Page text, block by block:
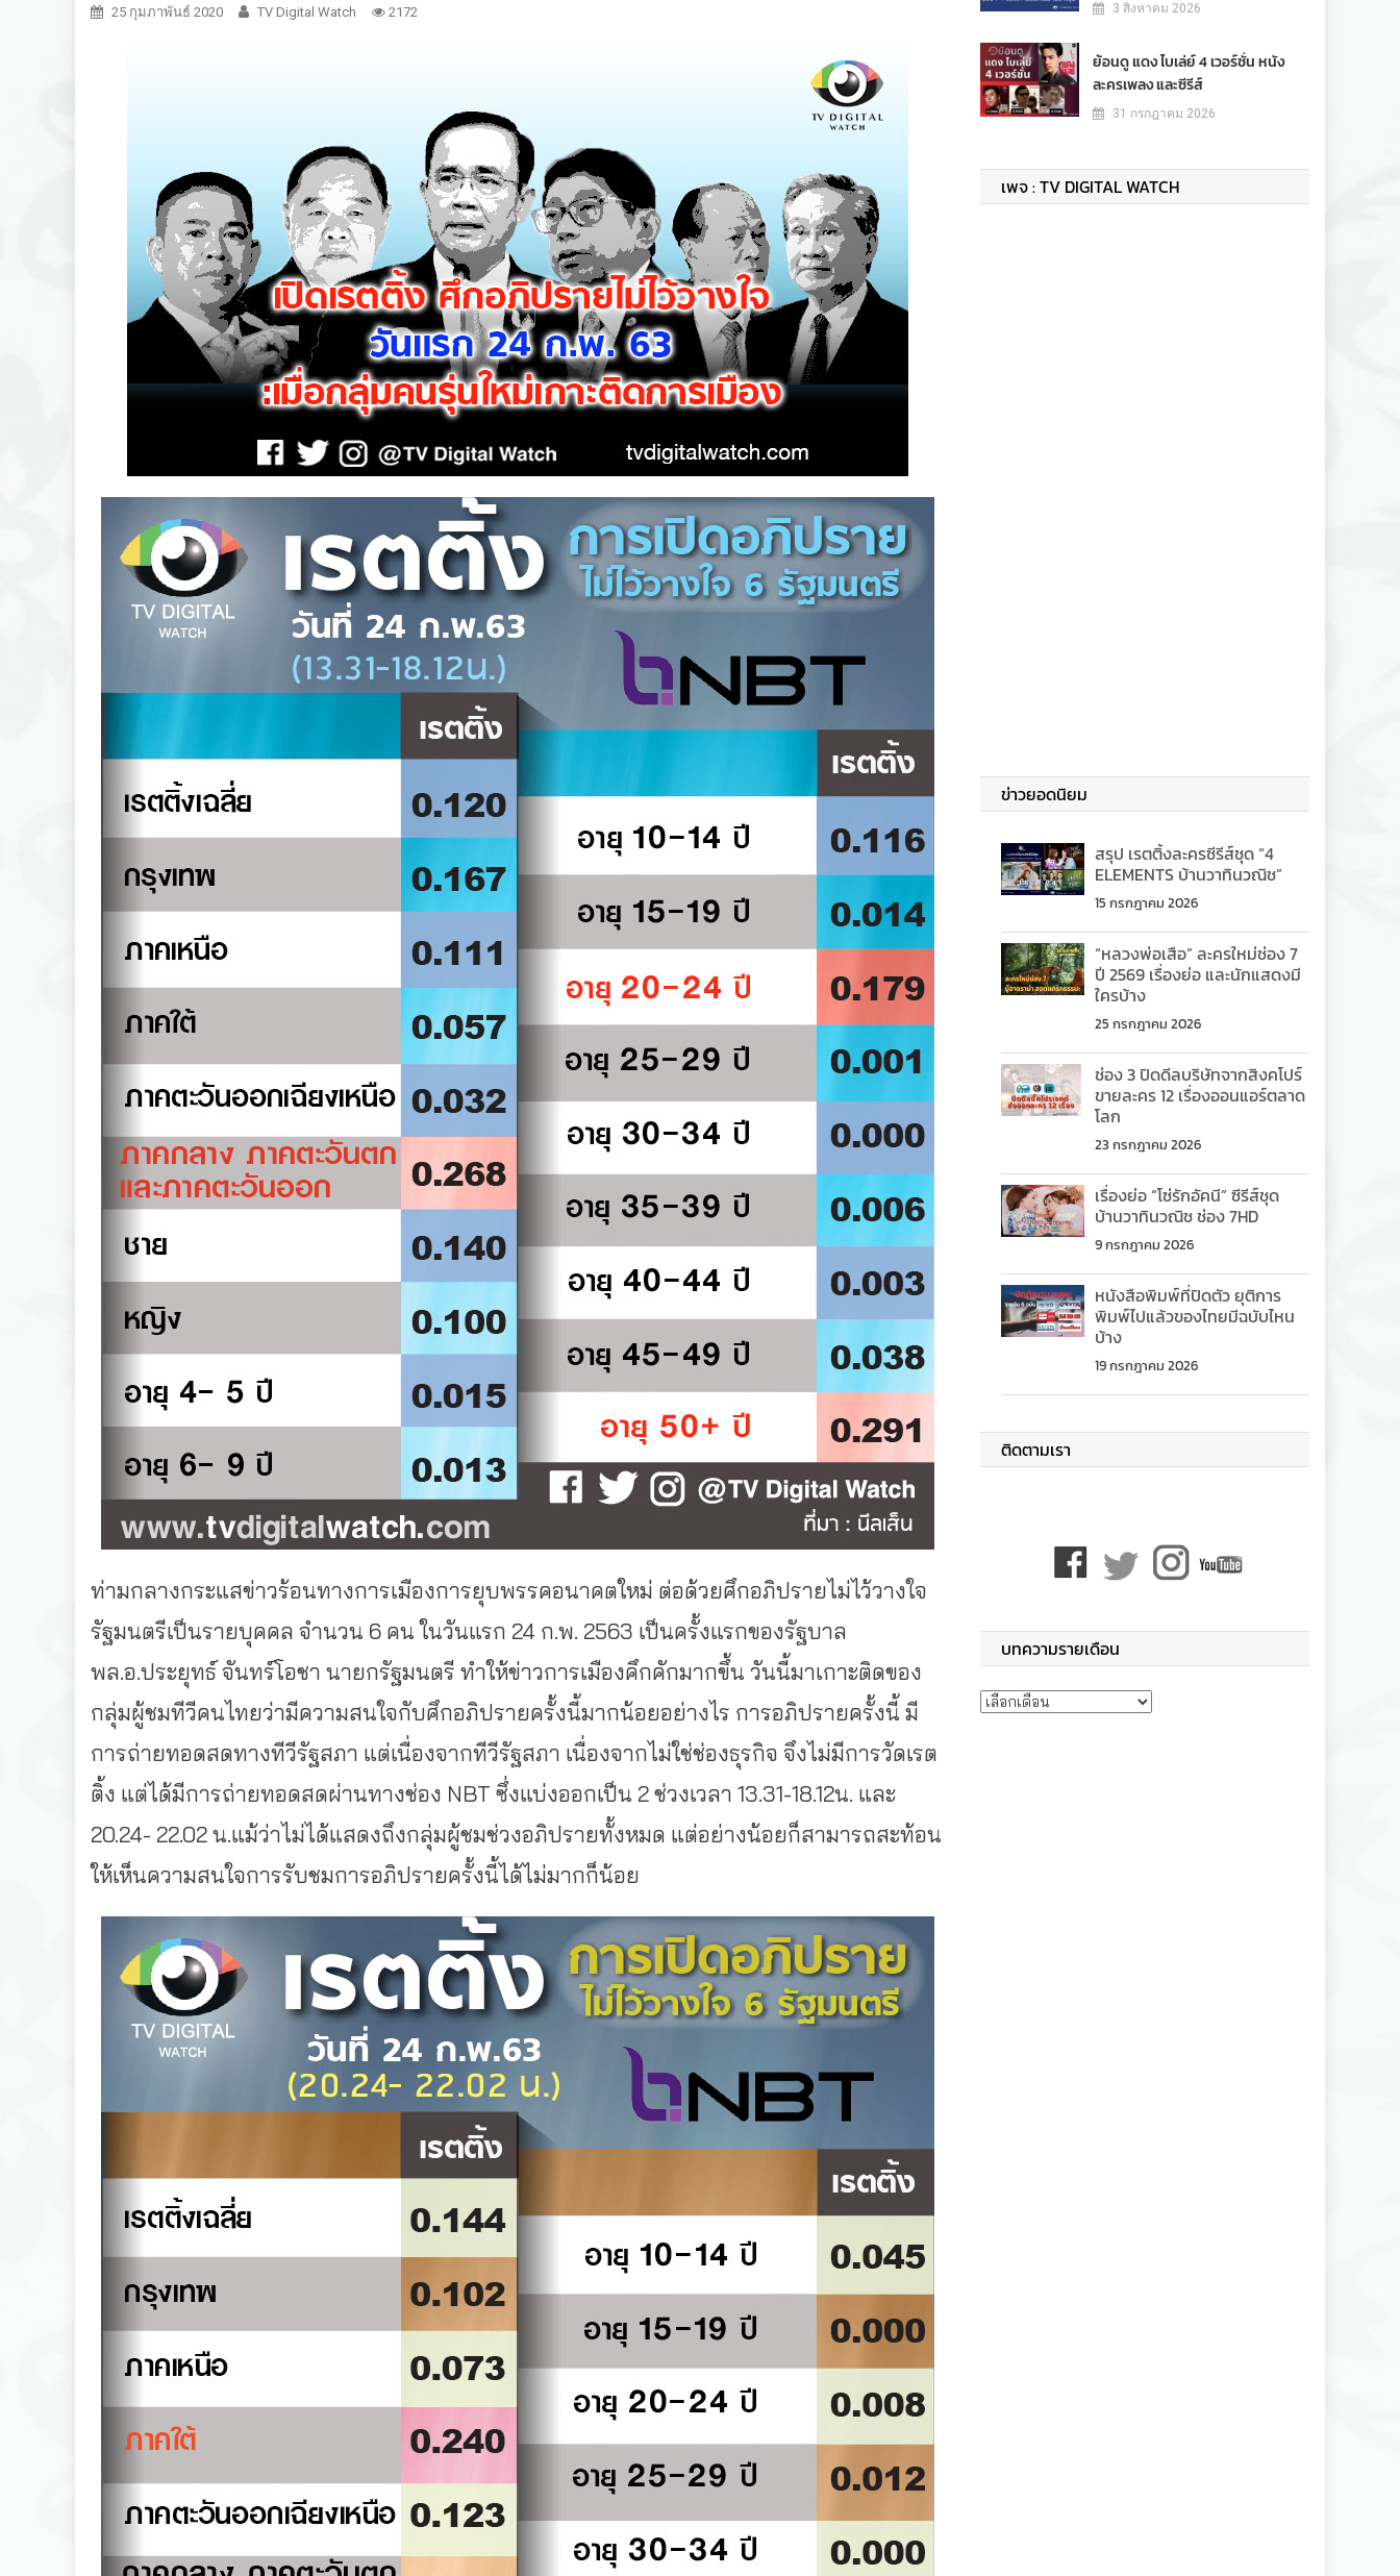
25 กุมภาพันธ์ 2020 TV Digital Watch 2172
ท่ามกลางกระแสข่าวร้อนทางการเมืองการยุบพรรคอนาคตใหม่ ต่อด้วยศึกอภิปรายไม่ไว้วางใจ
รัฐมนตรีเป็นรายบุคคล จำนวน 6 คน ในวันแรก 24 ก.พ. 2563 เป็นครั้งแรกของรัฐบาล
พล.อ.ประยุทธ์ จันทร์โอชา นายกรัฐมนตรี ทำให้ข่าวการเมืองคึกคักมากขึ้น วันนี้มาเกาะติดของ
กลุ่มผู้ชมทีวีคนไทยว่ามีความสนใจกับศึกอภิปรายครั้งนี้มากน้อยอย่างไร การอภิปรายครั้งนี้ มี
การถ่ายทอดสดทางทีวีรัฐสภา แต่เนื่องจากทีวีรัฐสภา เนื่องจากไม่ใช่ช่องธุรกิจ จึงไม่มีการวัดเรต
ติ้ง แต่ได้มีการถ่ายทอดสดผ่านทางช่อง NBT ซึ่งแบ่งออกเป็น 2 ช่วงเวลา 13.31-18.12น. และ
20.24- 22.02 น.แม้ว่าไม่ได้แสดงถึงกลุ่มผู้ชมช่วงอภิปรายทั้งหมด แต่อย่างน้อยก็สามารถสะท้อน
ให้เห็นความสนใจการรับชมการอภิปรายครั้งนี้ได้ไม่มากก็น้อย
3 สิงหาคม 2026
ย้อนดู แดง ไบเล่ย์ 4 เวอร์ชั่น หนัง
ละครเพลง และซีรีส์
31 กรกฎาคม 2026
เพจ : TV DIGITAL WATCH
ข่าวยอดนิยม
สรุป เรตติ้งละครซีรีส์ชุด “4
ELEMENTS บ้านวาทินวณิช”
15 กรกฎาคม 2026
“หลวงพ่อเสือ” ละครใหม่ช่อง 7
ปี 2569 เรื่องย่อ และนักแสดงมี
ใครบ้าง
25 กรกฎาคม 2026
ช่อง 3 ปิดดีลบริษัทจากสิงคโปร์
ขายละคร 12 เรื่องออนแอร์ตลาด
โลก
23 กรกฎาคม 2026
เรื่องย่อ “โซ่รักอัคนี” ซีรีส์ชุด
บ้านวาทินวณิช ช่อง 7HD
9 กรกฎาคม 2026
หนังสือพิมพ์ที่ปิดตัว ยุติการ
พิมพ์ไปแล้วของไทยมีฉบับไหน
บ้าง
19 กรกฎาคม 2026
ติดตามเรา
บทความรายเดือน
บทความรายเดือน